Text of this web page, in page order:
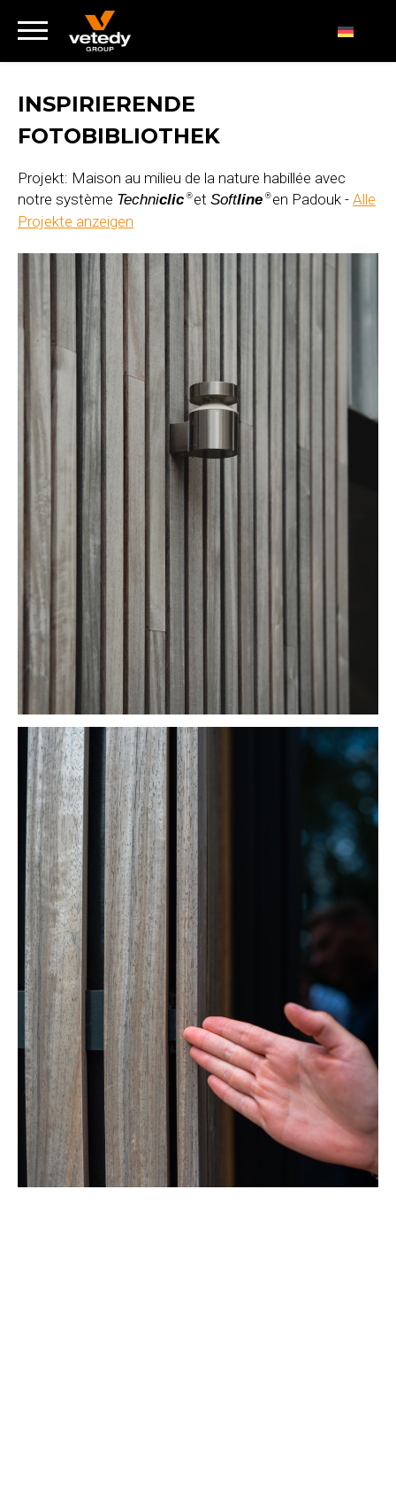
INSPIRIERENDE
FOTOBIBLIOTHEK
Projekt: Maison au milieu de la nature habillée avec
notre système Techniclic ®et Softline ®en Padouk - Alle
Projekte anzeigen